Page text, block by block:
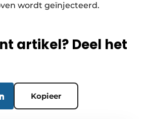
wordt geïnjecteerd.
artikel? Deel het
Kopieer